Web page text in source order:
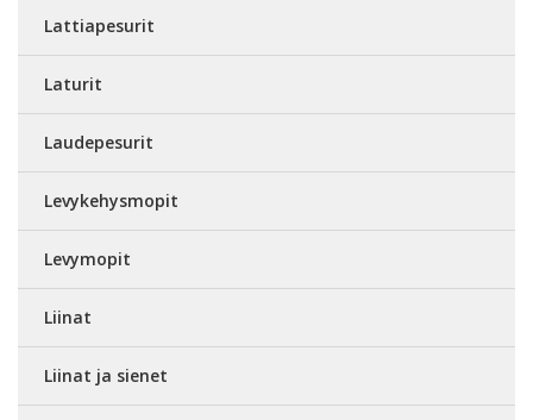
Lattiapesurit
Laturit
Laudepesurit
Levykehysmopit
Levymopit
Liinat
Liinat ja sienet